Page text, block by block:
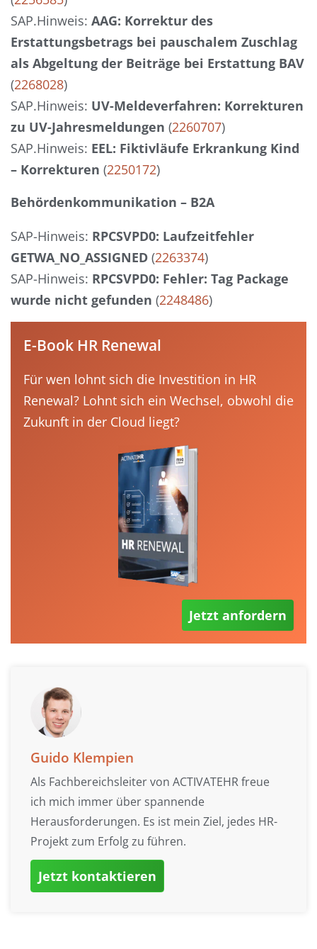
SAP.Hinweis: AAG: Korrektur des
Erstattungsbetrags bei pauschalem Zuschlag
als Abgeltung der Beiträge bei Erstattung BAV
(2268028)
SAP.Hinweis: UV-Meldeverfahren: Korrekturen
zu UV-Jahresmeldungen (2260707)
SAP.Hinweis: EEL: Fiktivläufe Erkrankung Kind
– Korrekturen (2250172)
Behördenkommunikation – B2A
SAP-Hinweis: RPCSVPD0: Laufzeitfehler
GETWA_NO_ASSIGNED (2263374)
SAP-Hinweis: RPCSVPD0: Fehler: Tag Package
wurde nicht gefunden (2248486)
E-Book HR Renewal
Für wen lohnt sich die Investition in HR
Renewal? Lohnt sich ein Wechsel, obwohl die
Zukunft in der Cloud liegt?
Jetzt anfordern
Guido Klempien
Als Fachbereichsleiter von ACTIVATEHR freue
ich mich immer über spannende
Herausforderungen. Es ist mein Ziel, jedes HR-
Projekt zum Erfolg zu führen.
Jetzt kontaktieren